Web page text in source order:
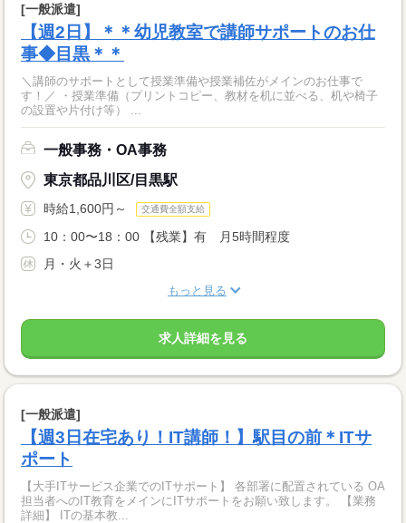
[一般派遣]
【週2日】＊＊幼児教室で講師サポートのお仕
事◆目黒＊＊
＼講師のサポートとして授業準備や授業補佐がメインのお仕事で
す！／ ・授業準備（プリントコピー、教材を机に並べる、机や椅子
の設置や片付け等） ...
一般事務・OA事務
東京都品川区/目黒駅
時給1,600円～ 交通費全額支給
10：00〜18：00 【残業】有 月5時間程度
月・火＋3日
もっと見る
求人詳細を見る
[一般派遣]
【週3日在宅あり！IT講師！】駅目の前＊ITサ
ポート
【大手ITサービス企業でのITサポート】 各部署に配置されている OA
担当者へのIT教育をメインにITサポートをお願い致します。 【業務
詳細】 ITの基本教...